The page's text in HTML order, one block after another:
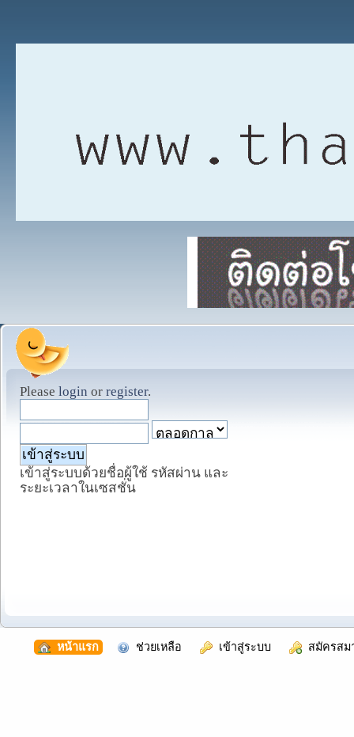
Please login or register.
เข้าสู่ระบบด้วยชื่อผู้ใช้ รหัสผ่าน และ
ระยะเวลาในเซสชั่น
หน้าแรก ช่วยเหลือ เข้าสู่ระบบ สมัครสม